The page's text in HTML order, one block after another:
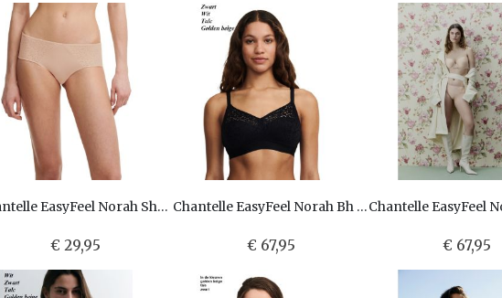
Chantelle EasyFeel Norah Shorty C13F40
€ 29,95
Chantelle EasyFeel Norah Bh zonder beugel C13F80
€ 67,95 € 67,95